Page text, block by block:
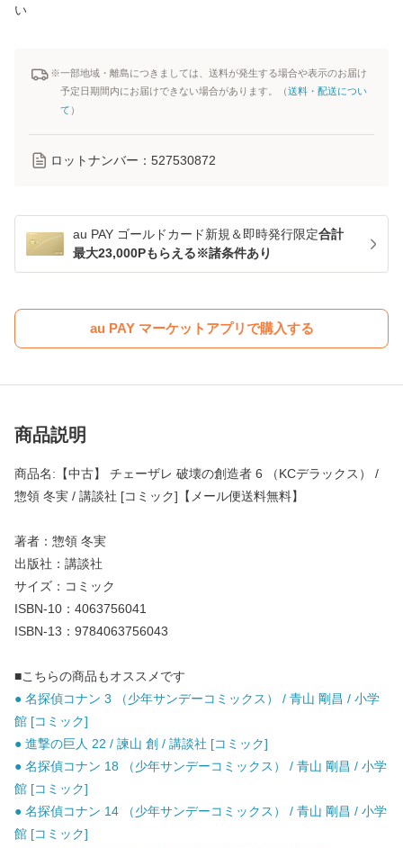
い
※一部地域・離島につきましては、送料が発生する場合や表示のお届け
予定日期間内にお届けできない場合があります。（送料・配送につい
て ）
ロットナンバー： 527530872
au PAY ゴールドカード新規＆即時発行限定合計
最大23,000Pもらえる※諸条件あり
au PAY マーケットアプリで購入する
商品説明
商品名:【中古】 チェーザレ 破壊の創造者 6 （KCデラックス） /
惣領 冬実 / 講談社 [コミック]【メール便送料無料】
著者：惣領 冬実
出版社：講談社
サイズ：コミック
ISBN-10：4063756041
ISBN-13：9784063756043
■こちらの商品もオススメです
● 名探偵コナン 3 （少年サンデーコミックス） / 青山 剛昌 / 小学
館 [コミック]
● 進撃の巨人 22 / 諫山 創 / 講談社 [コミック]
● 名探偵コナン 18 （少年サンデーコミックス） / 青山 剛昌 / 小学
館 [コミック]
● 名探偵コナン 14 （少年サンデーコミックス） / 青山 剛昌 / 小学
館 [コミック]